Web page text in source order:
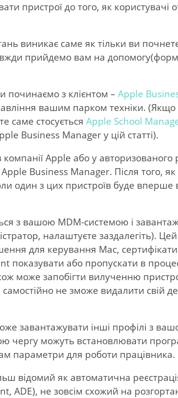
пристрої до того, як користувачі
виникає саме як тільки ви
прийдемо вам на
починаємо з клієнтом –Apple
вашим парком техніки. (Якщо
саме стосуєтьсяApple School
Business Manager у цій статті).
Apple або у авторизованого
Business Manager. Після того,
один з цих пристроїв буде вперше
з вашою MDM-системою і
налаштуєте заздалегіть).
для керування Mac,
показувати або пропускати в
може запобігти вилученню
не зможе видалити свій
завантажувати інші профілі з
чергу можуть встановлювати
параметри для роботи працівника.
відомий як автоматична
ADE), не зовсім схожий на